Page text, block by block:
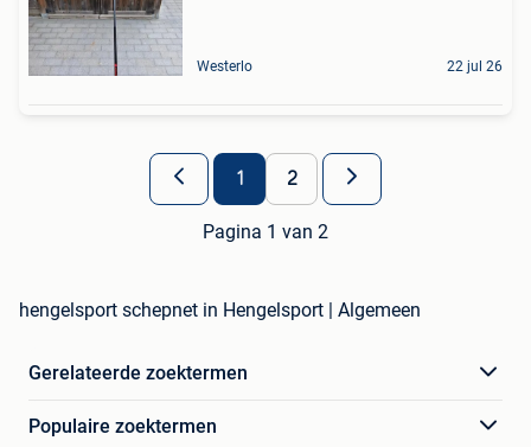
Westerlo 22 jul 26
1 2
Pagina 1 van 2
hengelsport schepnet in Hengelsport | Algemeen
Gerelateerde zoektermen
Populaire zoektermen